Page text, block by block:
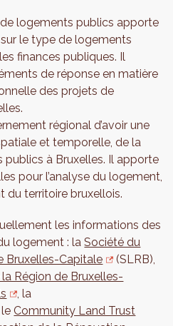
logements publics apporte
le type de logements
finances publiques. Il
de réponse en matière
des projets de
régional d’avoir une
et temporelle, de la
à Bruxelles. Il apporte
pour l’analyse du logement,
du territoire bruxellois.
les informations des
logement : laSociété du
Bruxelles-Capitale
(SLRB),
Région de Bruxelles-
, la
leCommunity Land Trust